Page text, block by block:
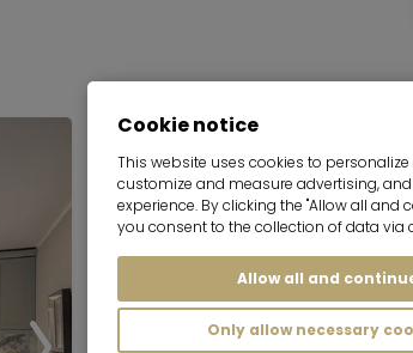
Cookie notice
This website uses cookies to
customize and measure advertising,
experience. By clicking the "Allow all and
you consent to the collection of data via
Allow all and
Only allow necessary